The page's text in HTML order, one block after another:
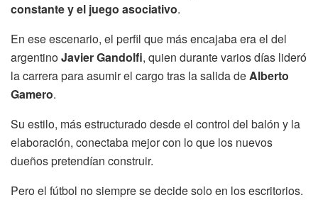
constante y el juego asociativo.
En ese escenario, el perfil que más encajaba era el del
argentinoJavier Gandolfi, quien durante varios días lideró
la carrera para asumir el cargo tras la salida deAlberto
Gamero.
Su estilo, más estructurado desde el control del balón y la
elaboración, conectaba mejor con lo que los nuevos
dueños pretendían construir.
Pero el fútbol no siempre se decide solo en los escritorios.